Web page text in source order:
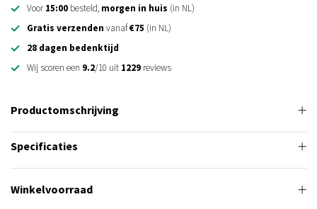
Voor15:00 besteld, morgen in huis (in NL)
Gratis verzenden vanaf€75 (in NL)
28 dagen bedenktijd
Wij scoren een 9.2/10 uit 1229 reviews
Productomschrijving
Specificaties
Winkelvoorraad